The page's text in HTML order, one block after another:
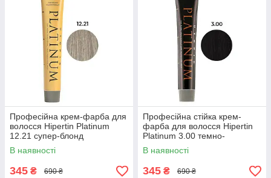
Професійна крем-фарба для
волосся Hipertin Platinum
12.21 супер-блонд
перламутрово-попелястий
інтенсивний
В наявності
345 ₴ 690 ₴
Професійна стійка крем-
фарба для волосся Hipertin
Platinum 3.00 темно-
каштановий 60 мл
В наявності
345 ₴ 690 ₴